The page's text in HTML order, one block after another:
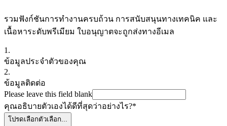
รวมฟังก์ชันการทำงานครบถ้วน การสนับสนุนทางเทคนิค และ
เนื้อหาระดับพรีเมียม ใบอนุญาตจะถูกส่งทางอีเมล
1.
ข้อมูลประจำตัวของคุณ
2.
ข้อมูลติดต่อ
Please leave this field blank
คุณอธิบายตัวเองได้ดีที่สุดว่าอย่างไร?*
โปรดเลือกตัวเลือก...